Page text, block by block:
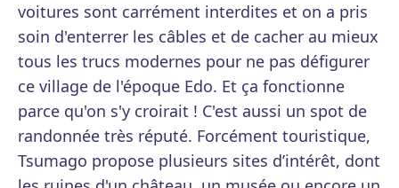
voitures sont carrément interdites et on a pris
soin d'enterrer les câbles et de cacher au mieux
tous les trucs modernes pour ne pas défigurer
ce village de l'époque Edo. Et ça fonctionne
parce qu'on s'y croirait ! C'est aussi un spot de
randonnée très réputé. Forcément touristique,
Tsumago propose plusieurs sites d’intérêt, dont